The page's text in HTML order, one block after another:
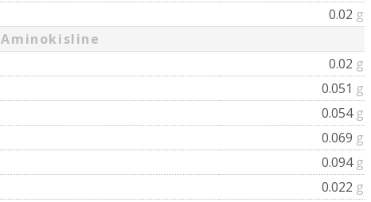
0.02 g
Aminokisline
0.02 g
0.051 g
0.054 g
0.069 g
0.094 g
0.022 g